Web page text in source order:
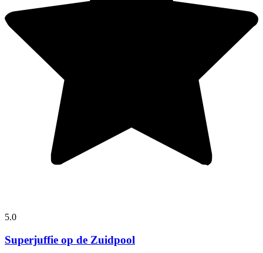
5.0
Superjuffie op de Zuidpool